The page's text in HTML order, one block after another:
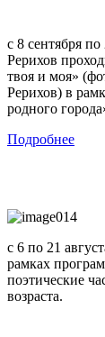
с 8 сентября
Рерихов
твоя и моя»
Рерихов) в
родного
Подробнее
с 6 по 21
рамках
поэтические
возраста.